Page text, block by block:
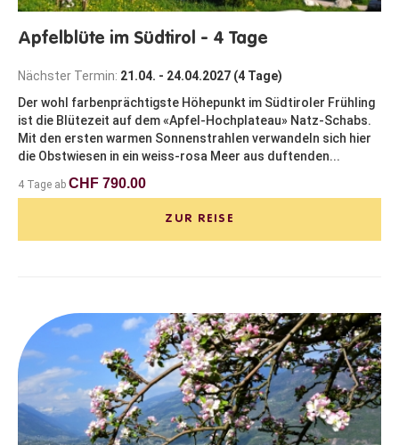
Apfelblüte im Südtirol - 4 Tage
Nächster Termin: 21.04. - 24.04.2027 (4 Tage)
Der wohl farbenprächtigste Höhepunkt im Südtiroler Frühling
ist die Blütezeit auf dem «Apfel-Hochplateau» Natz-Schabs.
Mit den ersten warmen Sonnenstrahlen verwandeln sich hier
die Obstwiesen in ein weiss-rosa Meer aus duftenden...
4 Tage ab CHF 790.00
ZUR REISE